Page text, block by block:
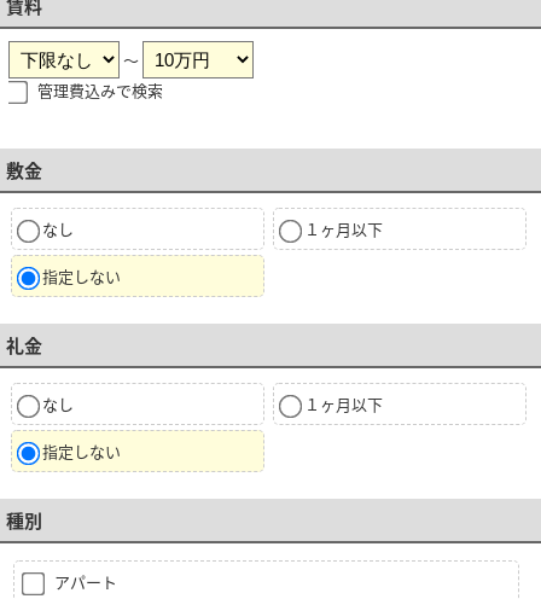
賃料
～
管理費込みで検索
敷金
なし １ヶ月以下
指定しない
礼金
なし １ヶ月以下
指定しない
種別
アパート